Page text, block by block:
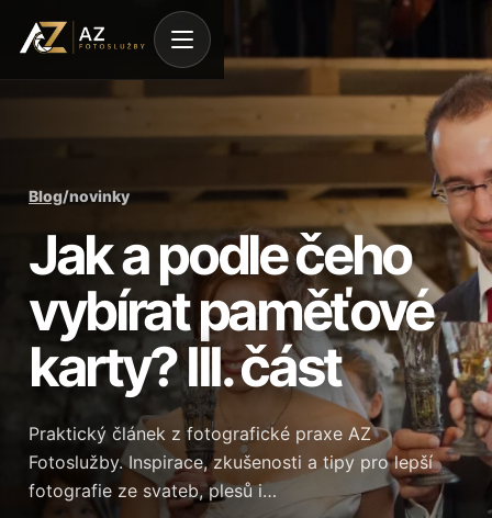
Blog/novinky
Jak a podle čeho
vybírat paměťové
karty? III. část
Praktický článek z fotografické praxe AZ
Fotoslužby. Inspirace, zkušenosti a tipy pro lepší
fotografie ze svateb, plesů i…